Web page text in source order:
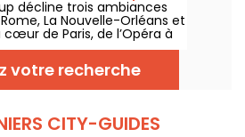
décline trois ambiances
La Nouvelle-Orléans et
de Paris, de l’Opéra à
adresse, grâce à sa
escale à part entière,
.
votre recherche
CITY-GUIDES